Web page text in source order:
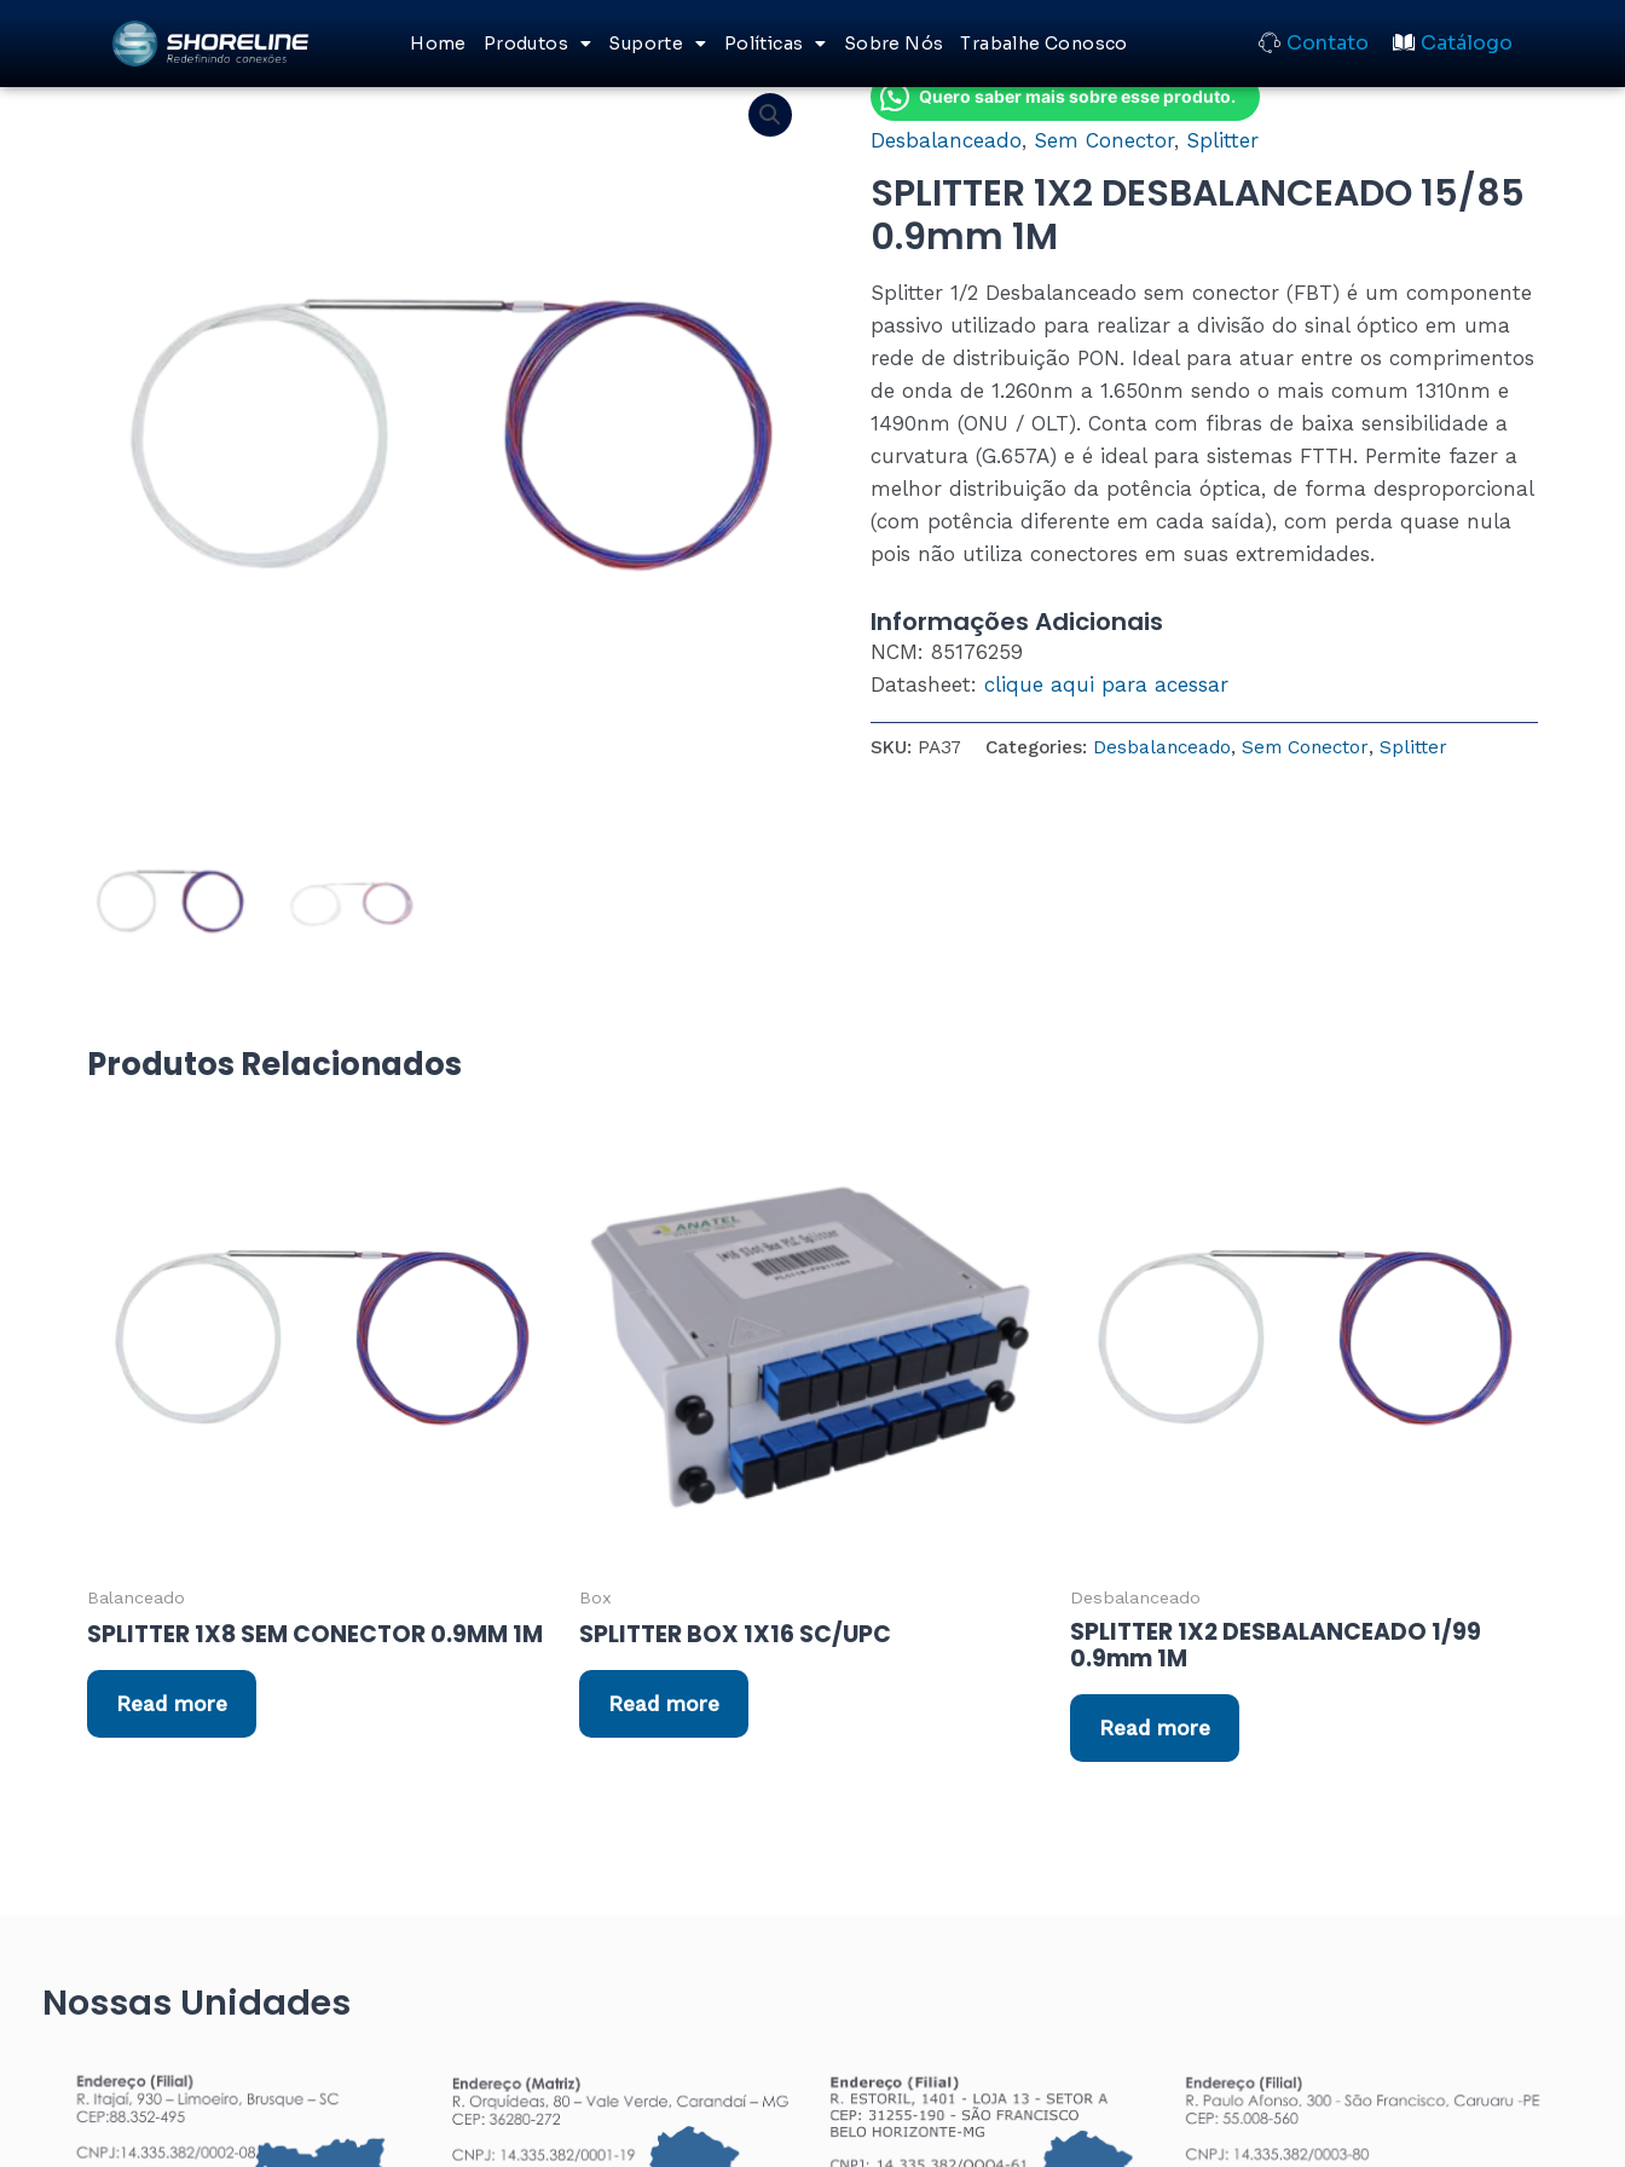
Home Produtos Suporte Políticas Sobre Nós Trabalhe Conosco Contato Catálogo
Quero saber mais sobre esse produto.
Desbalanceado, Sem Conector, Splitter
SPLITTER 1X2 DESBALANCEADO 15/85
0.9mm 1M
Splitter 1/2 Desbalanceado sem conector (FBT) é um componente
passivo utilizado para realizar a divisão do sinal óptico em uma
rede de distribuição PON. Ideal para atuar entre os comprimentos
de onda de 1.260nm a 1.650nm sendo o mais comum 1310nm e
1490nm (ONU / OLT). Conta com fibras de baixa sensibilidade a
curvatura (G.657A) e é ideal para sistemas FTTH. Permite fazer a
melhor distribuição da potência óptica, de forma desproporcional
(com potência diferente em cada saída), com perda quase nula
pois não utiliza conectores em suas extremidades.
Informações Adicionais
NCM: 85176259
Datasheet: clique aqui para acessar
SKU: PA37 Categories: Desbalanceado, Sem Conector, Splitter
Produtos Relacionados
Balanceado
SPLITTER 1X8 SEM CONECTOR 0.9MM 1M
Read more
Box
SPLITTER BOX 1X16 SC/UPC
Read more
Desbalanceado
SPLITTER 1X2 DESBALANCEADO 1/99
0.9mm 1M
Read more
Nossas Unidades